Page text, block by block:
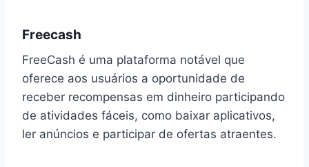
Freecash
FreeCash é uma plataforma notável que
oferece aos usuários a oportunidade de
receber recompensas em dinheiro participando
de atividades fáceis, como baixar aplicativos,
ler anúncios e participar de ofertas atraentes.